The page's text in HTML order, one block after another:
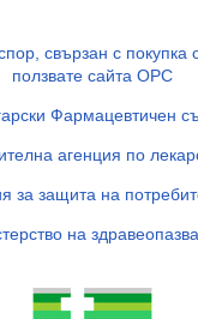
свързан с
ползвате сайта ОРС
Фармацевтичен
агенция по
за защита на
на